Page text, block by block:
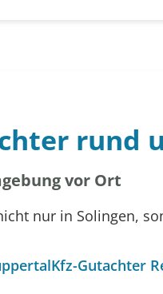
rund
vor Ort
nur in Solingen,
Kfz-Gutachter